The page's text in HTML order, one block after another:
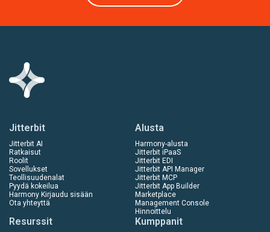
Jitterbit
Jitterbit AI
Ratkaisut
Roolit
Sovellukset
Teollisuudenalat
Pyydä kokeilua
Harmony Kirjaudu sisään
Ota yhteyttä
Alusta
Harmony-alusta
Jitterbit iPaaS
Jitterbit EDI
Jitterbit API Manager
Jitterbit MCP
Jitterbit App Builder
Marketplace
Management Console
Hinnoittelu
Resurssit Kumppanit